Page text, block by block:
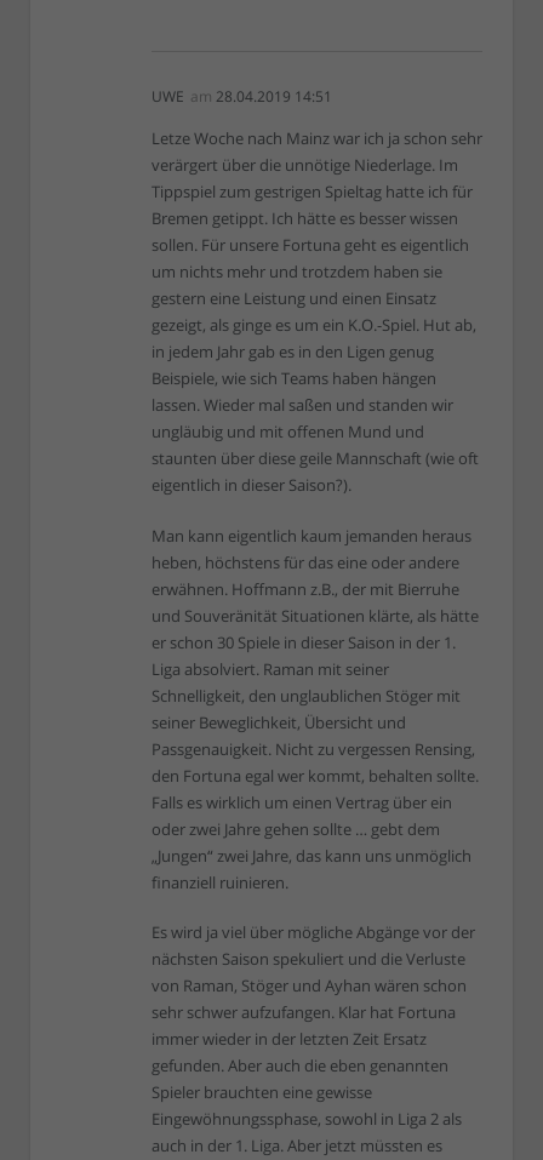
UWE am 28.04.2019 14:51
Letze Woche nach Mainz war ich ja schon sehr
verärgert über die unnötige Niederlage. Im
Tippspiel zum gestrigen Spieltag hatte ich für
Bremen getippt. Ich hätte es besser wissen
sollen. Für unsere Fortuna geht es eigentlich
um nichts mehr und trotzdem haben sie
gestern eine Leistung und einen Einsatz
gezeigt, als ginge es um ein K.O.-Spiel. Hut ab,
in jedem Jahr gab es in den Ligen genug
Beispiele, wie sich Teams haben hängen
lassen. Wieder mal saßen und standen wir
ungläubig und mit offenen Mund und
staunten über diese geile Mannschaft (wie oft
eigentlich in dieser Saison?).
Man kann eigentlich kaum jemanden heraus
heben, höchstens für das eine oder andere
erwähnen. Hoffmann z.B., der mit Bierruhe
und Souveränität Situationen klärte, als hätte
er schon 30 Spiele in dieser Saison in der 1.
Liga absolviert. Raman mit seiner
Schnelligkeit, den unglaublichen Stöger mit
seiner Beweglichkeit, Übersicht und
Passgenauigkeit. Nicht zu vergessen Rensing,
den Fortuna egal wer kommt, behalten sollte.
Falls es wirklich um einen Vertrag über ein
oder zwei Jahre gehen sollte … gebt dem
„Jungen“ zwei Jahre, das kann uns unmöglich
finanziell ruinieren.
Es wird ja viel über mögliche Abgänge vor der
nächsten Saison spekuliert und die Verluste
von Raman, Stöger und Ayhan wären schon
sehr schwer aufzufangen. Klar hat Fortuna
immer wieder in der letzten Zeit Ersatz
gefunden. Aber auch die eben genannten
Spieler brauchten eine gewisse
Eingewöhnungssphase, sowohl in Liga 2 als
auch in der 1. Liga. Aber jetzt müssten es